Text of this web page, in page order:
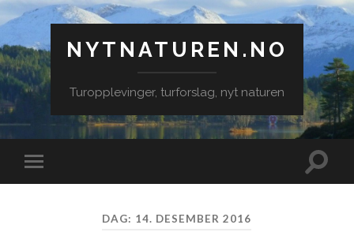
NYTNATUREN.NO
Turopplevinger, turforslag, nyt naturen
Veksle
mobilmeny
Veksle
DAG: 14. DESEMBER 2016